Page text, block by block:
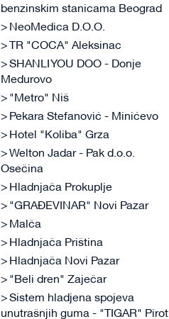
benzinskim stanicama Beograd
NeoMedica D.O.O.
TR "COCA" Aleksinac
SHANLI YOU DOO - Donje
Međurovo
"Metro" Niš
Pekara Stefanović - Minićevo
Hotel "Koliba" Grza
Welton Jadar - Pak d.o.o.
Osečina
Hladnjača Prokuplje
"GRAĐEVINAR" Novi Pazar
Malča
Hladnjača Priština
Hladnjača Novi Pazar
"Beli dren" Zaječar
Sistem hladjena spojeva
unutrašnjih guma - "TIGAR" Pirot